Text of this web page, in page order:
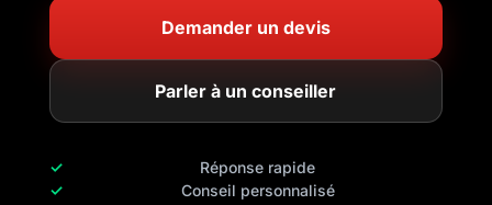
Demander un devis
Parler à un conseiller
Réponse rapide
Conseil personnalisé